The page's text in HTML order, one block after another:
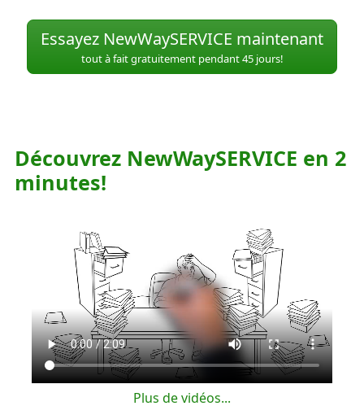
Essayez NewWaySERVICE maintenant
tout à fait gratuitement pendant 45 jours!
Découvrez NewWaySERVICE en 2
minutes!
Plus de vidéos...